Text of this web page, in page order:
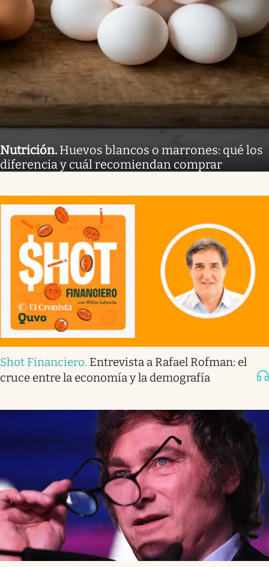
Nutrición. Huevos blancos o marrones: qué los
diferencia y cuál recomiendan comprar
Shot Financiero. Entrevista a Rafael Rofman: el
cruce entre la economía y la demografía